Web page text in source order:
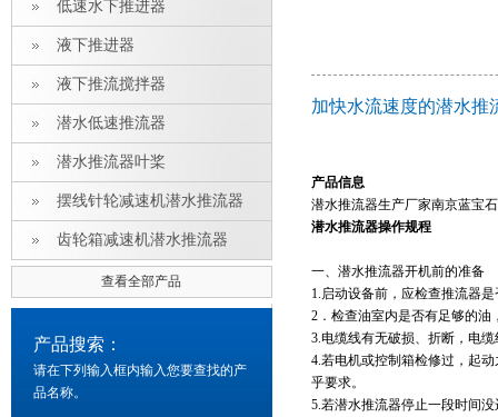
低速水下推进器
液下推进器
液下推流搅拌器
潜水低速推流器
潜水推流器叶桨
摆线针轮减速机潜水推流器
齿轮箱减速机潜水推流器
查看全部产品
产品搜索：
请在下列输入框内输入您要查找的产
品名称。
加快水流速度的潜水推
产品信息
潜水推流器生产厂家南京蓝宝
潜水推流器操作规程
一、潜水推流器开机前的准备
1.启动设备前，应检查推流器
2 ．检查油室内是否有足够的
3.电缆线有无破损、折断，电
4.若电机或控制箱检修过，起
乎要求。
5.若潜水推流器停止一段时间